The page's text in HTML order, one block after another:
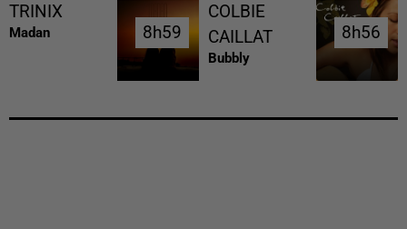
TRINIX
Madan 8h59
8h59
COLBIE
CAILLAT
Bubbly
8h56
8h56